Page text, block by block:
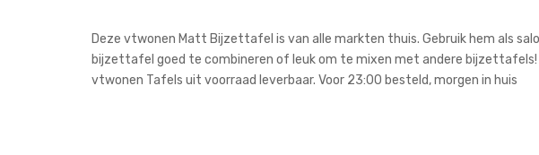
Deze vtwonen Matt Bijzettafel is van alle markten thuis. Gebruik hem als
bijzettafel goed te combineren of leuk om te mixen met andere
vtwonen Tafels uit voorraad leverbaar. Voor 23:00 besteld, morgen in huis